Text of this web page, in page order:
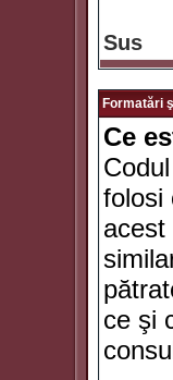
Sus
Formatări
Ce
folosi
acest
ce şi